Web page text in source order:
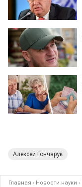
Алексей Гончарук
Главная › Новости науки ›